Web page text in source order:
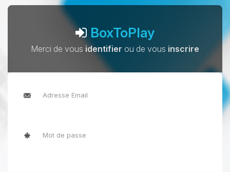
BoxToPlay
Merci de vous identifier ou de vous inscrire